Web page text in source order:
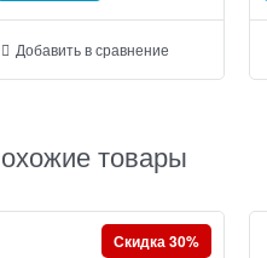
Добавить в сравнение
товары
Скидка 30%